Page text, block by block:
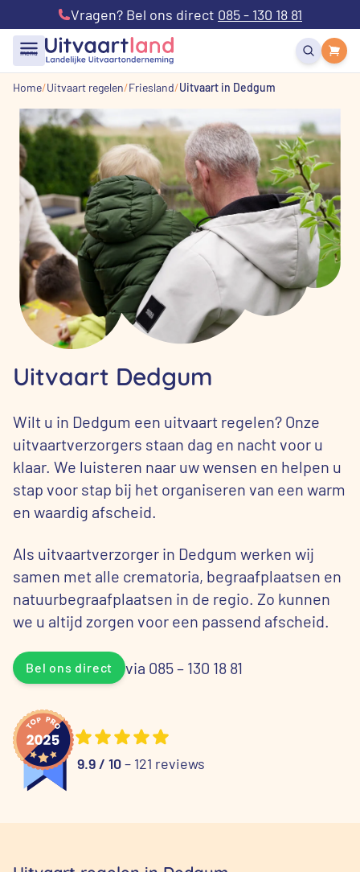
Vragen? Bel ons direct 085 - 130 18 81
menu
Home Uitvaart regelen Friesland Uitvaart in Dedgum
Uitvaart Dedgum
Wilt u in Dedgum een uitvaart regelen? Onze
uitvaartverzorgers staan dag en nacht voor u
klaar. We luisteren naar uw wensen en helpen u
stap voor stap bij het organiseren van een warm
en waardig afscheid.
Als uitvaartverzorger in Dedgum werken wij
samen met alle crematoria, begraafplaatsen en
natuurbegraafplaatsen in de regio. Zo kunnen
we u altijd zorgen voor een passend afscheid.
Bel ons direct via 085 – 130 18 81
9.9 / 10– 121 reviews